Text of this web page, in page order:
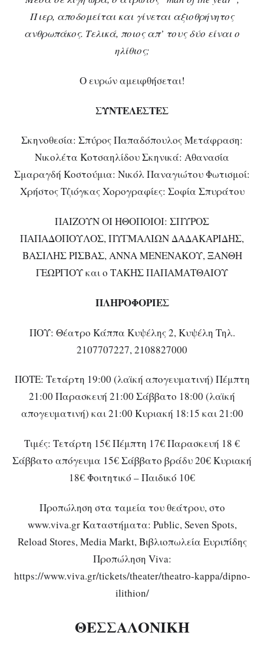
Πιερ, αποδομείται και γίνεται αξιοθρήνητος
ανθρωπάκος. Τελικά, ποιος απ’ τους δύο είναι ο
ηλίθιος;
Ο ευρών αμειφθήσεται!
ΣΥΝΤΕΛΕΣΤΕΣ
Σκηνοθεσία: Σπύρος Παπαδόπουλος Μετάφραση:
Νικολέτα Κοτσαηλίδου Σκηνικά: Αθανασία
Σμαραγδή Κοστούμια: Νικόλ Παναγιώτου Φωτισμοί:
Χρήστος Τζιόγκας Χορογραφίες: Σοφία Σπυράτου
ΠΑΙΖΟΥΝ ΟΙ ΗΘΟΠΟΙΟΙ: ΣΠΥΡΟΣ
ΠΑΠΑΔΟΠΟΥΛΟΣ, ΠΥΓΜΑΛΙΩΝ ΔΑΔΑΚΑΡΙΔΗΣ,
ΒΑΣΙΛΗΣ ΡΙΣΒΑΣ, ΑΝΝΑ ΜΕΝΕΝΑΚΟΥ, ΞΑΝΘΗ
ΓΕΩΡΓΙΟΥ και ο ΤΑΚΗΣ ΠΑΠΑΜΑΤΘΑΙΟΥ
ΠΛΗΡΟΦΟΡΙΕΣ
ΠΟΥ: Θέατρο Κάππα Κυψέλης 2, Κυψέλη Τηλ.
2107707227, 2108827000
ΠΟΤΕ: Τετάρτη 19:00 (λαϊκή απογευματινή) Πέμπτη
21:00 Παρασκευή 21:00 Σάββατο 18:00 (λαϊκή
απογευματινή) και 21:00 Κυριακή 18:15 και 21:00
Τιμές: Τετάρτη 15€ Πέμπτη 17€ Παρασκευή 18 €
Σάββατο απόγευμα 15€ Σάββατο βράδυ 20€ Κυριακή
18€ Φοιτητικό – Παιδικό 10€
Προπώληση στα ταμεία του θεάτρου, στο
www.viva.gr Καταστήματα: Public, Seven Spots,
Reload Stores, Media Markt, Βιβλιοπωλεία Ευριπίδης
Προπώληση Viva:
https://www.viva.gr/tickets/theater/theatro-kappa/dipno-
ilithion/
ΘΕΣΣΑΛΟΝΙΚΗ